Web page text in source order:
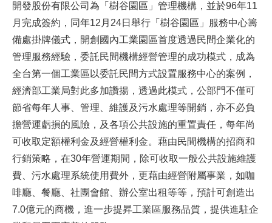
開發股份有限公司為「樹谷園區」管理機構，並於96年11
月完成簽約，同年12月24日舉行「樹谷園區」服務中心籌
備處掛牌儀式，開創國內工業園區首度透過民間企業化的
管理服務經驗，委託民間機構經營管理的成功模式，成為
全台第一個工業區以委託民間方式設置服務中心的案例，
經濟部工業局對此多加讚揚，透過此模式，公部門不僅可
節省每年人事、管理、維護及污水處理等開銷，亦不必負
擔營運虧損的風險，及各項公共設施的重置責任，每年尚
可收取定額權利金及經營權利金。藉由民間機構的招商和
行銷策略，在30年營運期間，除可收取一般公共設施維護
費、污水處理系統使用費外，更藉由經營附屬事業，如咖
啡廳、餐廳、社團會館、辦公室出租等等，預計可創造出
7.0億元的商機，進一步提昇工業區服務品質，提供進駐企